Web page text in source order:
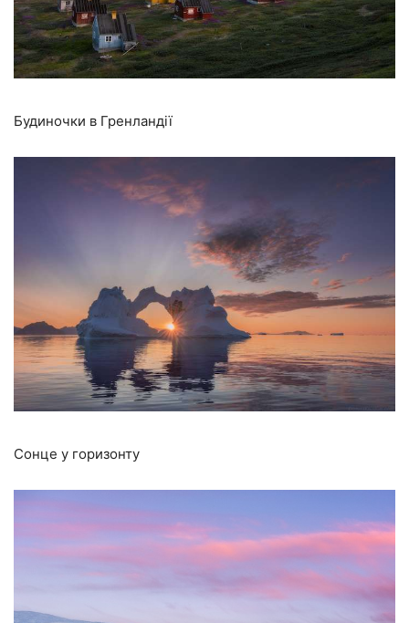
Будиночки в Гренландії
Сонце у горизонту